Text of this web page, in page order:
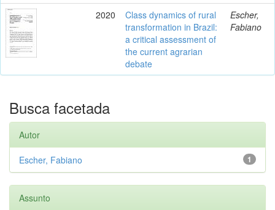
2020
Class dynamics of rural
transformation in Brazil:
a critical assessment of
the current agrarian
debate
Escher,
Fabiano
Busca facetada
Autor
1
Escher, Fabiano
Assunto